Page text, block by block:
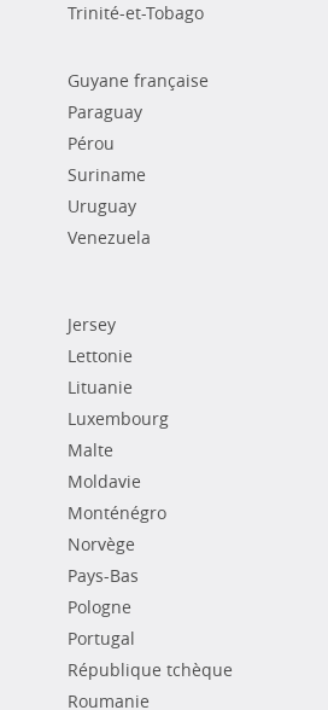
Trinité-et-Tobago
Guyane française
Paraguay
Pérou
Suriname
Uruguay
Venezuela
Jersey
Lettonie
Lituanie
Luxembourg
Malte
Moldavie
Monténégro
Norvège
Pays-Bas
Pologne
Portugal
République tchèque
Roumanie